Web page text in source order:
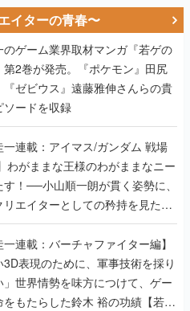
イターの青春〜
のゲーム業界取材マンガ『若ゲの
第2巻が発売。『ポケモン』田尻
『ゼビウス』遠藤雅伸さんらの貴
ソードを収録
連載：アイマス/ガンダム 戦場
わがままな王様のわがままなニー
す！──小山順一朗が貫く姿勢に、
リエイターとしての矜持を見た
いたり最終回】
一連載：バーチャファイター編】
3D表現のために、軍事技術を採り
」世界情勢を味方につけて、ゲー
をもたらした鈴木 裕の功績【若ゲ